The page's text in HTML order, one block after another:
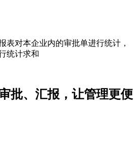
表对本企业内的审批单进行统计，
统计求和
批、汇报，让管理更便